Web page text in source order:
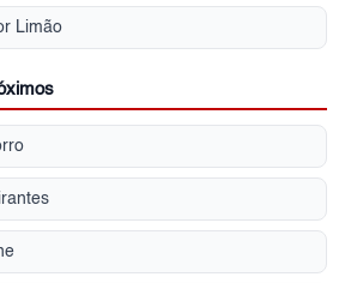
Limão